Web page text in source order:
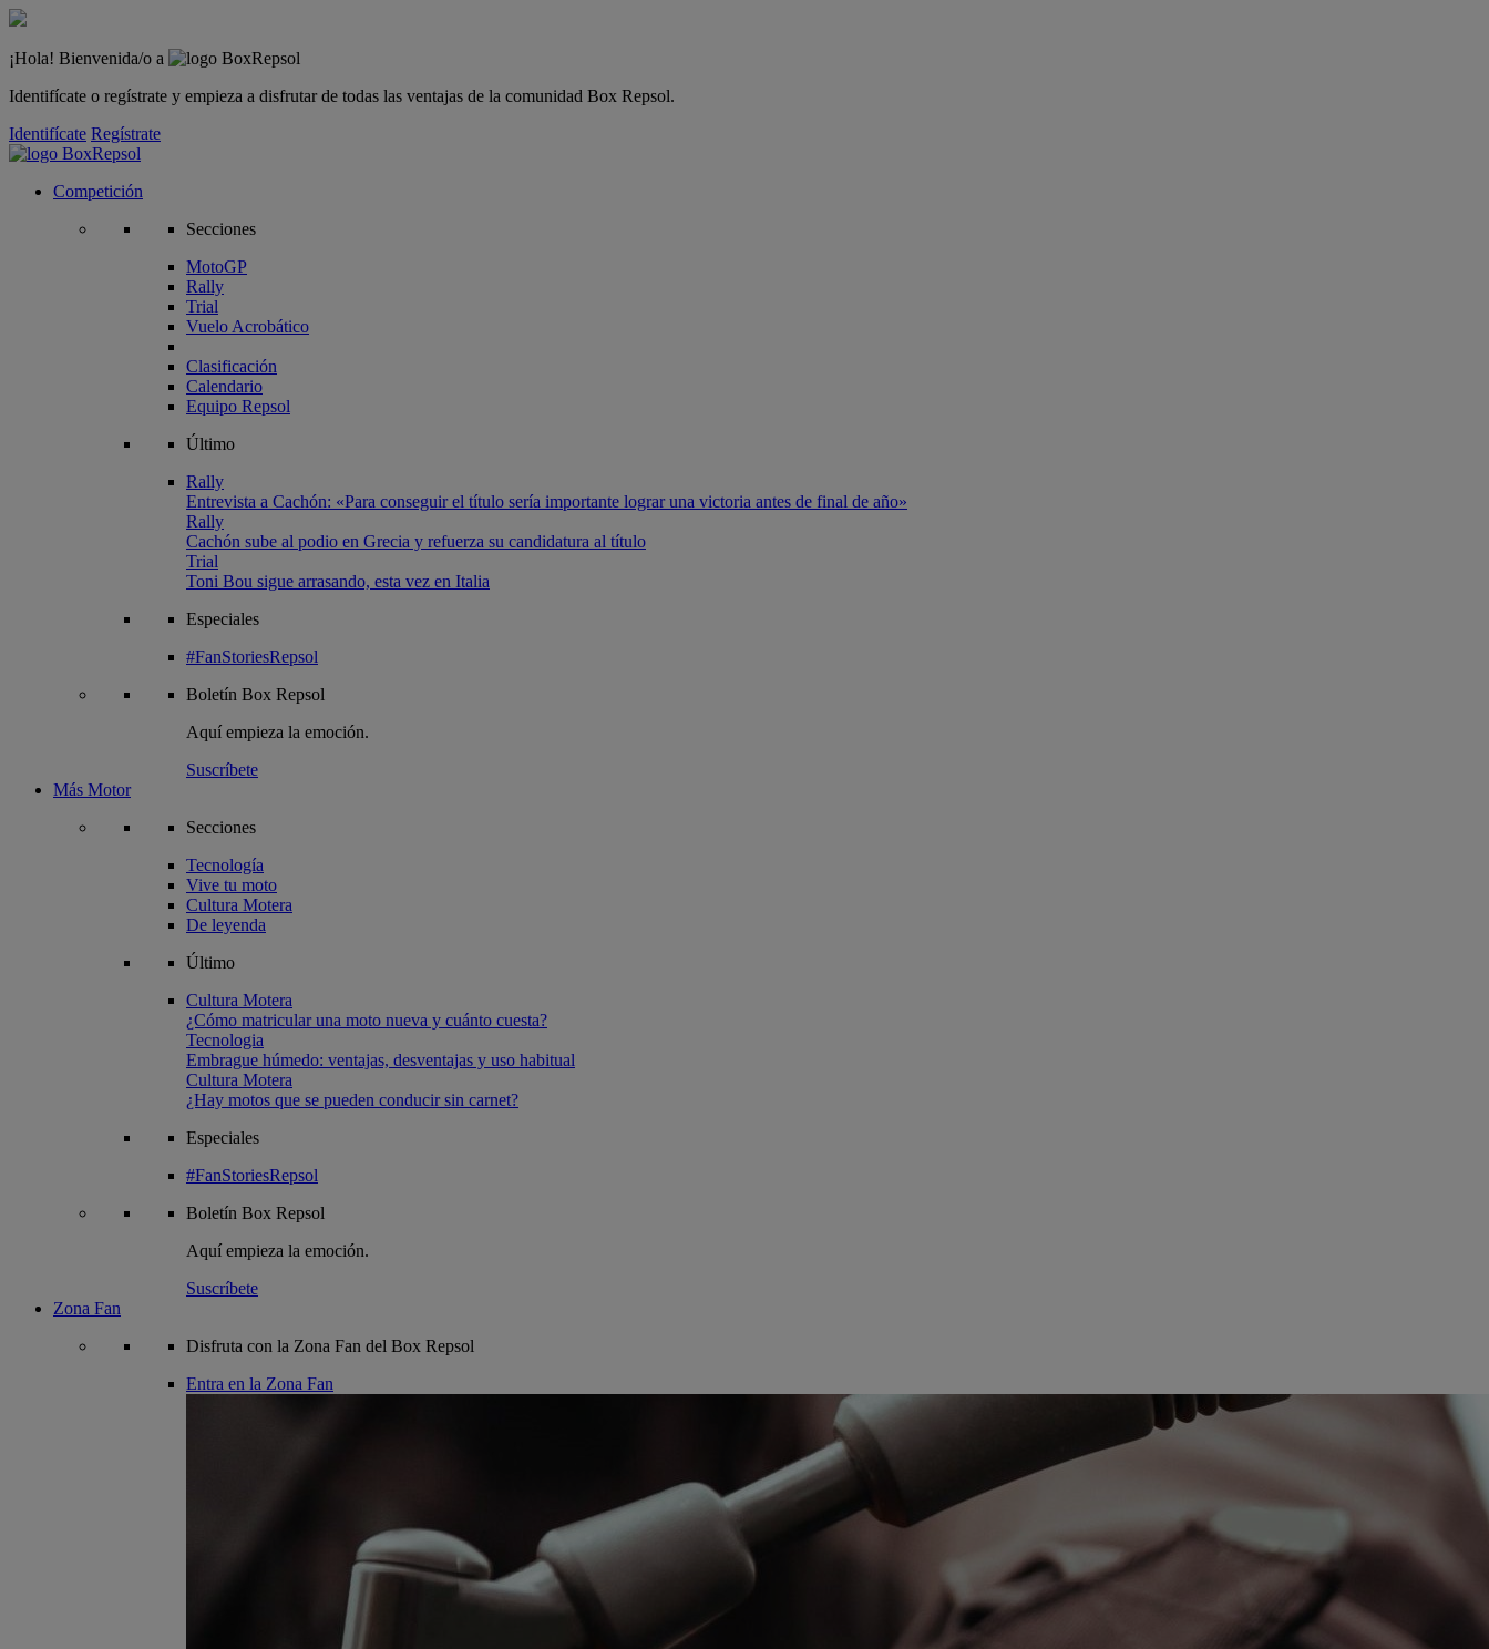
¡Hola! Bienvenida/o a
Identifícate o regístrate y empieza a disfrutar de todas las ventajas de la comunidad Box Repsol.
Identifícate Regístrate
Competición
Secciones
MotoGP
Rally
Trial
Vuelo Acrobático
Clasificación
Calendario
Equipo Repsol
Último
Rally
Entrevista a Cachón: «Para conseguir el título sería importante lograr una victoria antes de final de año»
Rally
Cachón sube al podio en Grecia y refuerza su candidatura al título
Trial
Toni Bou sigue arrasando, esta vez en Italia
Especiales
#FanStoriesRepsol
Boletín Box Repsol
Aquí empieza la emoción.
Suscríbete
Más Motor
Secciones
Tecnología
Vive tu moto
Cultura Motera
De leyenda
Último
Cultura Motera
¿Cómo matricular una moto nueva y cuánto cuesta?
Tecnologia
Embrague húmedo: ventajas, desventajas y uso habitual
Cultura Motera
¿Hay motos que se pueden conducir sin carnet?
Especiales
#FanStoriesRepsol
Boletín Box Repsol
Aquí empieza la emoción.
Suscríbete
Zona Fan
Disfruta con la Zona Fan del Box Repsol
Entra en la Zona Fan